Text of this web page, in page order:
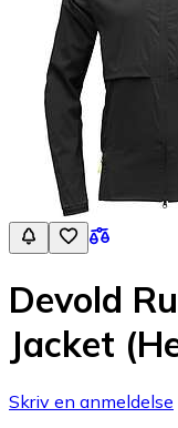
Devold
Jacket
Skriv en anmeldelse